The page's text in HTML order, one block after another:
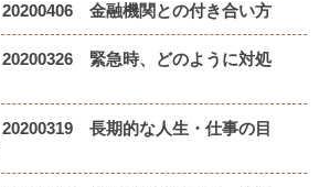
20200406 金融機関との付き合い方
20200326 緊急時、どのように対処
20200319 長期的な人生・仕事の目